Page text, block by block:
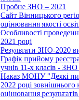
Пробне ЗНО – 2021
Сайт Вінницького
оцінювання якості
Особливості
2021 році
Результати ЗНО-2020
Графік прийому
учнів 11-х класів - ЗНО
Наказ МОНУ "Деякі
2022 році зовнішнього
оцінювання